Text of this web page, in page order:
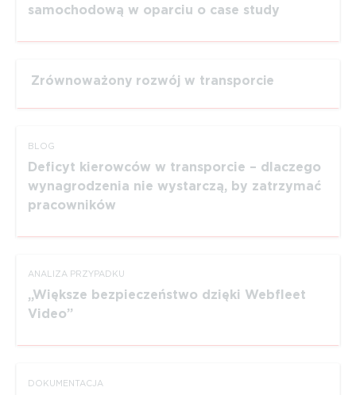
samochodową w oparciu o case study
Zrównoważony rozwój w transporcie
BLOG
Deficyt kierowców w transporcie – dlaczego
wynagrodzenia nie wystarczą, by zatrzymać
pracowników
ANALIZA PRZYPADKU
Większe bezpieczeństwo dzięki Webfleet
Video
DOKUMEN­TACJA